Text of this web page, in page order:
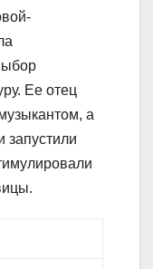
Ее отец
а
запустили